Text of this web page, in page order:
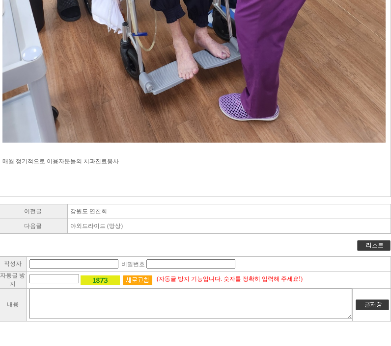
매월 정기적으로 이용자분들의 치과진료봉사
이전글 강원도 연찬회
다음글 야외드라이드 (망상)
작성자
비밀번호
자동글 방
지
(자동글 방지 기능입니다. 숫자를 정확히 입력해 주세요!)
내용